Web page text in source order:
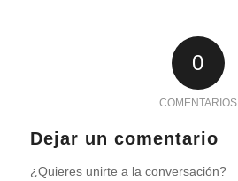
0
COMENTARIOS
Dejar un comentario
¿Quieres unirte a la conversación?